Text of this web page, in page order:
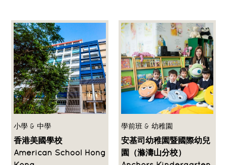
小學 & 中學
香港美國學校
American School Hong
學前班 & 幼稚園
安基司幼稚園暨國際幼兒
園（滌濤山分校）